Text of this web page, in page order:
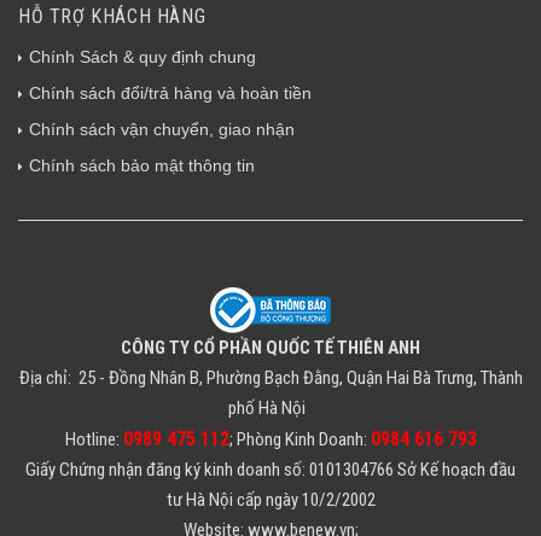
HỖ TRỢ KHÁCH HÀNG
Chính Sách & quy định chung
Chính sách đổi/trả hàng và hoàn tiền
Chính sách vận chuyển, giao nhận
Chính sách bảo mật thông tin
CÔNG TY CỔ PHẦN QUỐC TẾ THIÊN ANH
Địa chỉ: 25 - Đồng Nhân B, Phường Bạch Đằng, Quận Hai Bà Trưng, Thành
phố Hà Nội
Hotline: 0989 475 112; Phòng Kinh Doanh: 0984 616 793
Giấy Chứng nhận đăng ký kinh doanh số: 0101304766 Sở Kế hoạch đầu
tư Hà Nội cấp ngày 10/2/2002
Website: www.benew.vn;